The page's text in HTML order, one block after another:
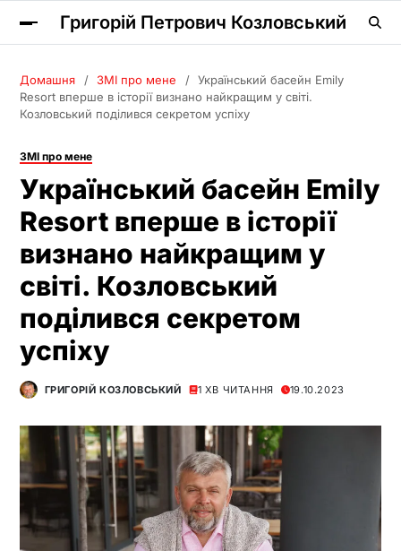
Григорій Петрович Козловський
Домашня ЗМІ про мене
Український басейн Emily
Resort вперше в історії визнано найкращим у світі.
Козловський поділився секретом успіху
ЗМІ про мене
Український басейн Emily
Resort вперше в історії
визнано найкращим у
світі. Козловський
поділився секретом
успіху
ГРИГОРІЙ КОЗЛОВСЬКИЙ 1 ХВ ЧИТАННЯ 19.10.2023